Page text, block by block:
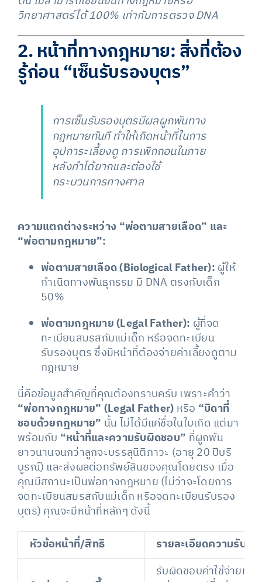
วิทยาศาสตร์ได้ 100% เท่ากับการตรวจ DNA
2. หน้าที่ทางกฎหมาย: สิ่งที่ต้อง
รู้ก่อน “เซ็นรับรองบุตร”
การเซ็นรับรองบุตรมีผลผูกพันทาง
กฎหมายทันที ทำให้เกิดหน้าที่ในการ
อุปการะเลี้ยงดู การเพิกถอนในภาย
หลังทำได้ยากและต้องใช้
กระบวนการทางศาล
ความแตกต่างระหว่าง “พ่อตามสายเลือด” และ
“พ่อตามกฎหมาย”:
พ่อตามสายเลือด (Biological Father): ผู้ให้
กำเนิดทางพันธุกรรม มี DNA ตรงกับเด็ก
50%
พ่อตามกฎหมาย (Legal Father): ผู้ที่จด
ทะเบียนสมรสกับแม่เด็ก หรือจดทะเบียน
รับรองบุตร ซึ่งมีหน้าที่ต้องจ่ายค่าเลี้ยงดูตาม
กฎหมาย
นี่คือข้อมูลสำคัญที่คุณต้องทราบครับ เพราะคำว่า
“พ่อทางกฎหมาย” (Legal Father) หรือ “บิดาที่
ชอบด้วยกฎหมาย” นั้น ไม่ได้มีแค่ชื่อในใบเกิด แต่มา
พร้อมกับ “หน้าที่และความรับผิดชอบ” ที่ผูกพัน
ยาวนานจนกว่าลูกจะบรรลุนิติภาวะ (อายุ 20 ปีบริ
บูรณ์) และส่งผลต่อทรัพย์สินของคุณโดยตรง เมื่อ
คุณมีสถานะเป็นพ่อทางกฎหมาย (ไม่ว่าจะโดยการ
จดทะเบียนสมรสกับแม่เด็ก หรือจดทะเบียนรับรอง
บุตร) คุณจะมีหน้าที่หลักๆ ดังนี้
หัวข้อหน้าที่/สิทธิ
รายละเอียดความรับผิ
รับผิดชอบค่าใช้จ่ายทั้ง